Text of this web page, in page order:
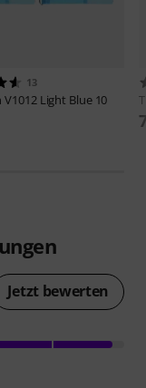
13
V1012 Light Blue 10
Jetzt bewerten